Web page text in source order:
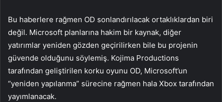
Bu haberlere rağmen OD sonlandırılacak ortaklıklardan biri
değil. Microsoft planlarına hakim bir kaynak, diğer
yatırımlar yeniden gözden geçirilirken bile bu projenin
güvende olduğunu söylemiş. Kojima Productions
tarafından geliştirilen korku oyunu OD, Microsoft’un
“yeniden yapılanma” sürecine rağmen hala Xbox tarafından
yayımlanacak.